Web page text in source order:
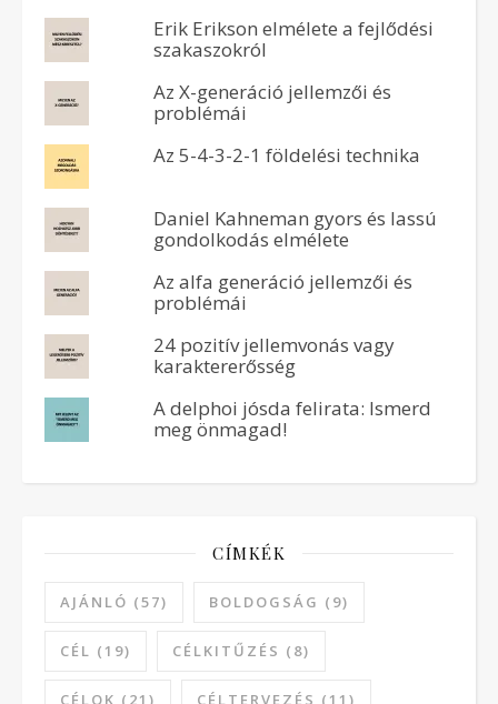
Erik Erikson elmélete a fejlődési
szakaszokról
Az X-generáció jellemzői és
problémái
Az 5-4-3-2-1 földelési technika
Daniel Kahneman gyors és lassú
gondolkodás elmélete
Az alfa generáció jellemzői és
problémái
24 pozitív jellemvonás vagy
karaktererősség
A delphoi jósda felirata: Ismerd
meg önmagad!
CÍMKÉK
AJÁNLÓ (57) BOLDOGSÁG (9)
CÉL (19) CÉLKITŰZÉS (8)
CÉLOK (21) CÉLTERVEZÉS (11)